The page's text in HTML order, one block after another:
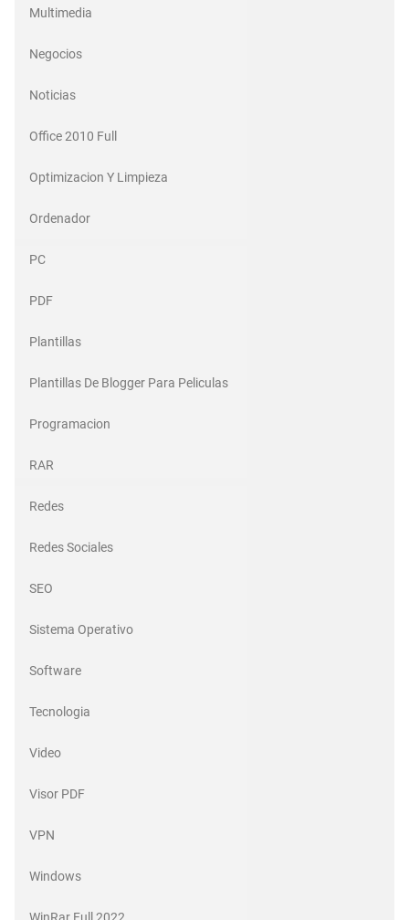
Multimedia
Negocios
Noticias
Office 2010 Full
Optimizacion Y Limpieza
Ordenador
PC
PDF
Plantillas
Plantillas De Blogger Para Peliculas
Programacion
RAR
Redes
Redes Sociales
SEO
Sistema Operativo
Software
Tecnologia
Video
Visor PDF
VPN
Windows